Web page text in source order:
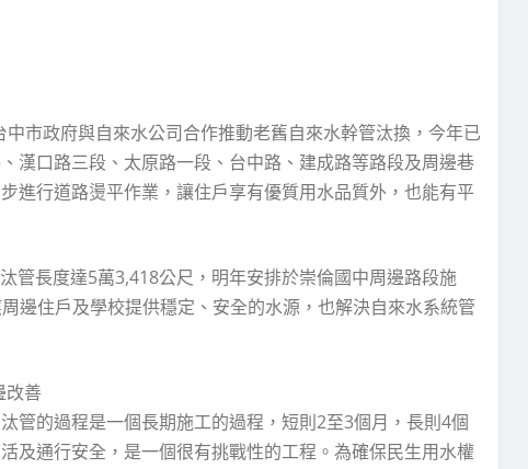
市政府與自來水公司合作推動老舊自來水幹管汰換，今年已
漢口路三段、太原路一段、台中路、建成路等路段及周邊巷
進行道路燙平作業，讓住戶享有優質用水品質外，也能有平
管長度達5萬3,418公尺，明年安排於崇倫國中周邊路段施
邊住戶及學校提供穩定、安全的水源，也解決自來水系統管
改善
管的過程是一個長期施工的過程，短則2至3個月，長則4個
及通行安全，是一個很有挑戰性的工程。為確保民生用水權